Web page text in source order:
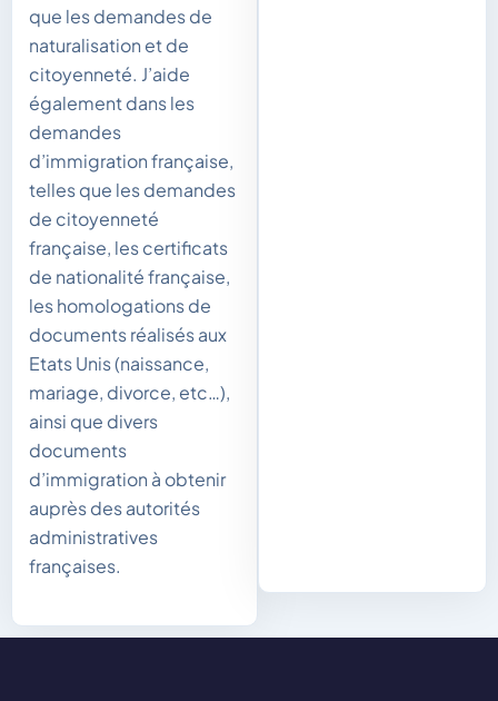
que les demandes de
naturalisation et de
citoyenneté. J’aide
également dans les
demandes
d’immigration française,
telles que les demandes
de citoyenneté
française, les certificats
de nationalité française,
les homologations de
documents réalisés aux
Etats Unis (naissance,
mariage, divorce, etc…),
ainsi que divers
documents
d’immigration à obtenir
auprès des autorités
administratives
françaises.